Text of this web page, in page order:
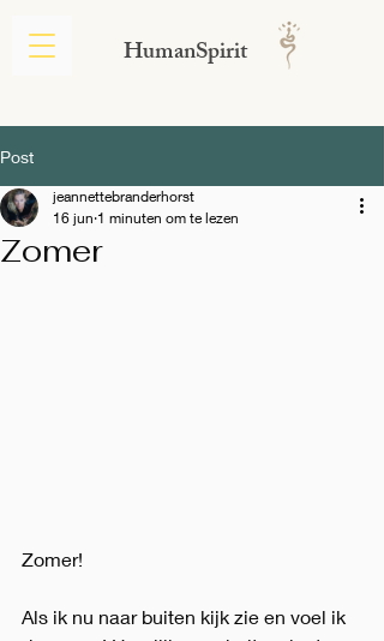
HumanSpirit
Post
Zomer
jeannettebranderhorst
16 jun 1 minuten om te lezen
Zomer!
Als ik nu naar buiten kijk zie en voel ik